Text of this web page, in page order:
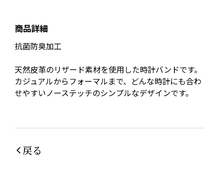
商品詳細
抗菌防臭加工
天然皮革のリザード素材を使用した時計バンドです。
カジュアルからフォーマルまで、どんな時計にも合わ
せやすいノーステッチのシンプルなデザインです。
戻る